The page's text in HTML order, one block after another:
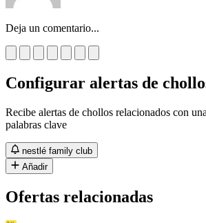
Deja un comentario...
Configurar alertas de
Recibe alertas de chollos relacionados con
palabras clave
nestlé family club
Añadir
Ofertas relacionadas